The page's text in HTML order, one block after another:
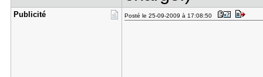
Publicité Posté le 25-09-2009 à 17:08:50